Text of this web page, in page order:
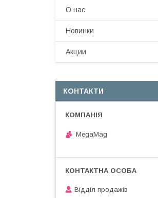
О нас
Новинки
Акции
КОНТАКТИ
MegaMag
Відділ продажів